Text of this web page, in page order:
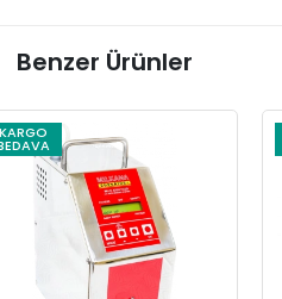
Benzer Ürünler
KARGO